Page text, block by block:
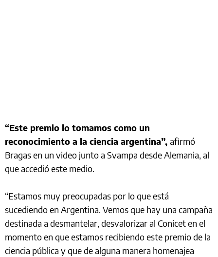
“Este premio lo tomamos como un
reconocimiento a la ciencia argentina”, afirmó
Bragas en un video junto a Svampa desde Alemania, al
que accedió este medio.
“Estamos muy preocupadas por lo que está
sucediendo en Argentina. Vemos que hay una campaña
destinada a desmantelar, desvalorizar al Conicet en el
momento en que estamos recibiendo este premio de la
ciencia pública y que de alguna manera homenajea